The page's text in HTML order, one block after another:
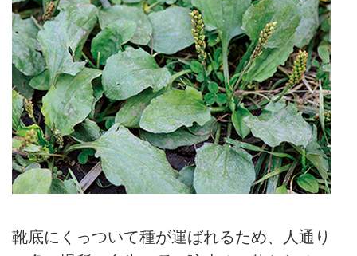
靴底にくっついて種が運ばれるため、人通り